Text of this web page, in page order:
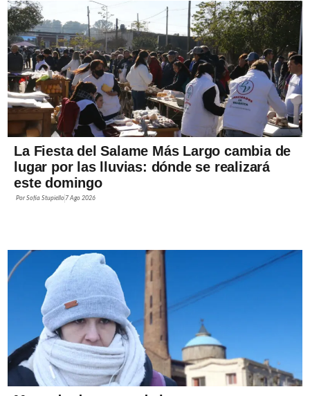
La Fiesta del Salame Más Largo cambia de
lugar por las lluvias: dónde se realizará
este domingo
PorSofía Stupiello 7 Ago 2026